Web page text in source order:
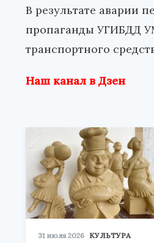
В результате аварии
пропаганды УГИБДД
транспортного
Наш канал в Дзен
31 июля 2026 КУЛЬТУРА